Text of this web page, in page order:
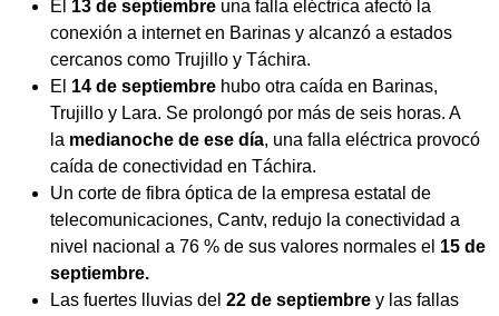
El 13 de septiembre una falla eléctrica afectó la
conexión a internet en Barinas y alcanzó a estados
cercanos como Trujillo y Táchira.
El 14 de septiembre hubo otra caída en Barinas,
Trujillo y Lara. Se prolongó por más de seis horas. A
la medianoche de ese día, una falla eléctrica provocó
caída de conectividad en Táchira.
Un corte de fibra óptica de la empresa estatal de
telecomunicaciones, Cantv, redujo la conectividad a
nivel nacional a 76 % de sus valores normales el 15 de
septiembre.
Las fuertes lluvias del 22 de septiembre y las fallas